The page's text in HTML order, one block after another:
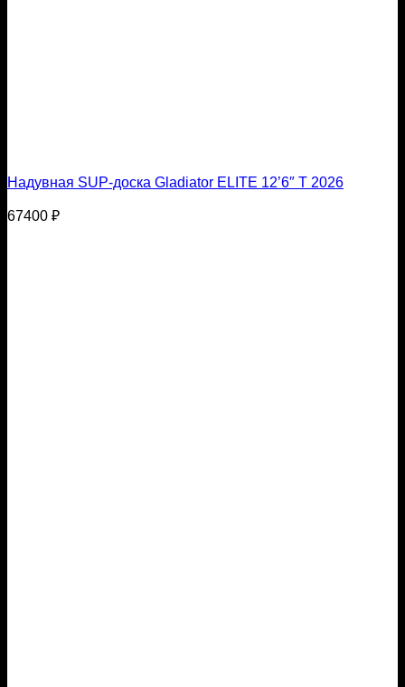
Надувная SUP-доска Gladiator ELITE 12’6″ T 2026
67400 ₽